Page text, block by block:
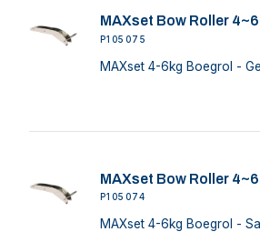
MAXset Bow Roller
P105075
MAXset 4-6kg Boegrol -
MAXset Bow Roller
P105074
MAXset 4-6kg Boegrol -